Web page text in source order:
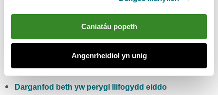
Caniatáu popeth
Angenrheidiol yn unig
Gwiriwch y risg llifogydd pum niwrnod i Gymru
Gwirio lefelau cyfredol afonydd, glawiad a lefelau’r
Darganfod beth yw perygl llifogydd eiddo